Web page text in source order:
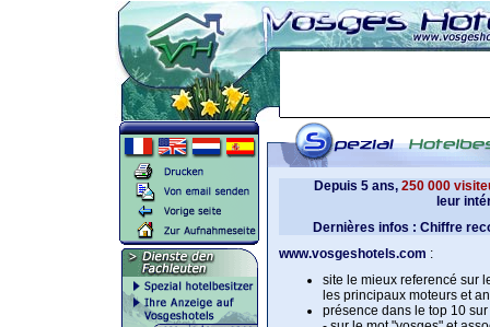
Depuis 5 ans, 250 000
leur
Dernières infos : Chiffre
www.vosgeshotels.com :
site le mieux referencé sur
les principaux moteurs et
présence dans le top 10